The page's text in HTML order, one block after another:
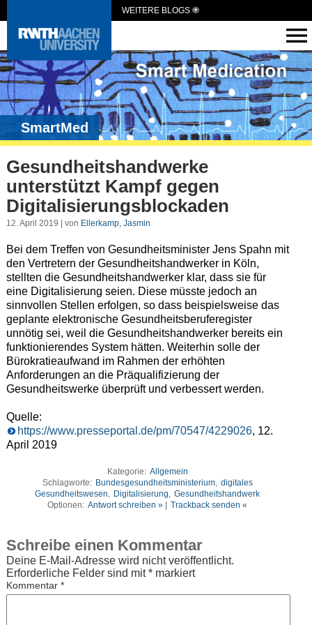
WEITERE BLOGS
SmartMed
Gesundheitshandwerke
unterstützt Kampf gegen
Digitalisierungsblockaden
12. April 2019 | von Ellerkamp, Jasmin
Bei dem Treffen von Gesundheitsminister Jens Spahn mit
den Vertretern der Gesundheitshandwerker in Köln,
stellten die Gesundheitshandwerker klar, dass sie für
eine Digitalisierung seien. Diese müsste jedoch an
sinnvollen Stellen erfolgen, so dass beispielsweise das
geplante elektronische Gesundheitsberuferegister
unnötig sei, weil die Gesundheitshandwerker bereits ein
funktionierendes System hätten. Weiterhin solle der
Bürokratieaufwand im Rahmen der erhöhten
Anforderungen an die Präqualifizierung der
Gesundheitswerke überprüft und verbessert werden.
Quelle:
https://www.presseportal.de/pm/70547/4229026, 12.
April 2019
Kategorie: Allgemein
Schlagworte: Bundesgesundheitsministerium, digitales
Gesundheitswesen, Digitalisierung, Gesundheitshandwerk
Optionen: Antwort schreiben » Trackback senden «
Schreibe einen Kommentar
Deine E-Mail-Adresse wird nicht veröffentlicht.
Erforderliche Felder sind mit*markiert
Kommentar *